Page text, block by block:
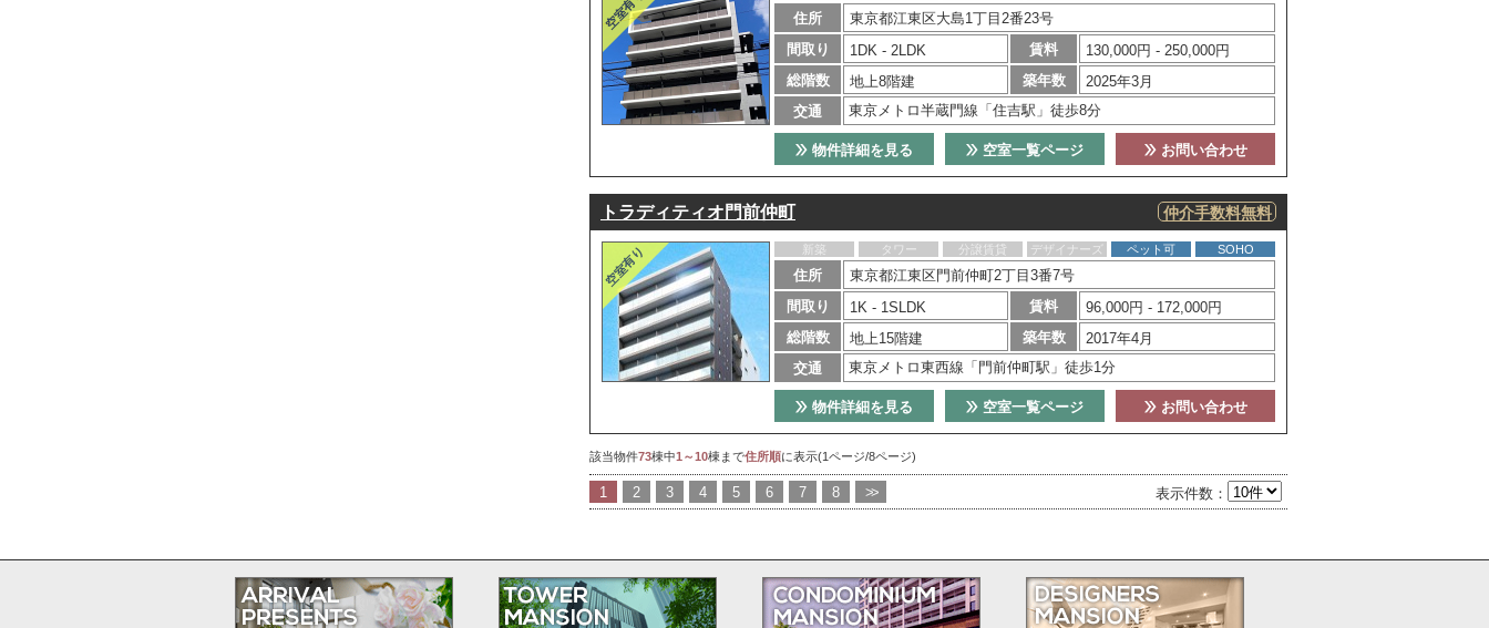
住所
東京都江東区大島1丁目2番23号
間取り
1DK - 2LDK 賃料
130,000円 - 250,000円
総階数
地上8階建 築年数
2025年3月
交通
東京メトロ半蔵門線「住吉駅」徒歩8分
お問い合わせ
空室一覧ページ
物件詳細を見る
トラディティオ門前仲町 仲介手数料無料
新築 タワー 分譲賃貸 デザイナーズ ペット可 SOHO
住所
東京都江東区門前仲町2丁目3番7号
間取り
1K - 1SLDK 賃料
96,000円 - 172,000円
総階数
地上15階建 築年数
2017年4月
交通
東京メトロ東西線「門前仲町駅」徒歩1分
お問い合わせ
空室一覧ページ
物件詳細を見る
該当物件73棟中1～10棟まで住所順に表示(1ページ/8ページ)
1 2 3 4 5 6 7 8 >> 表示件数：